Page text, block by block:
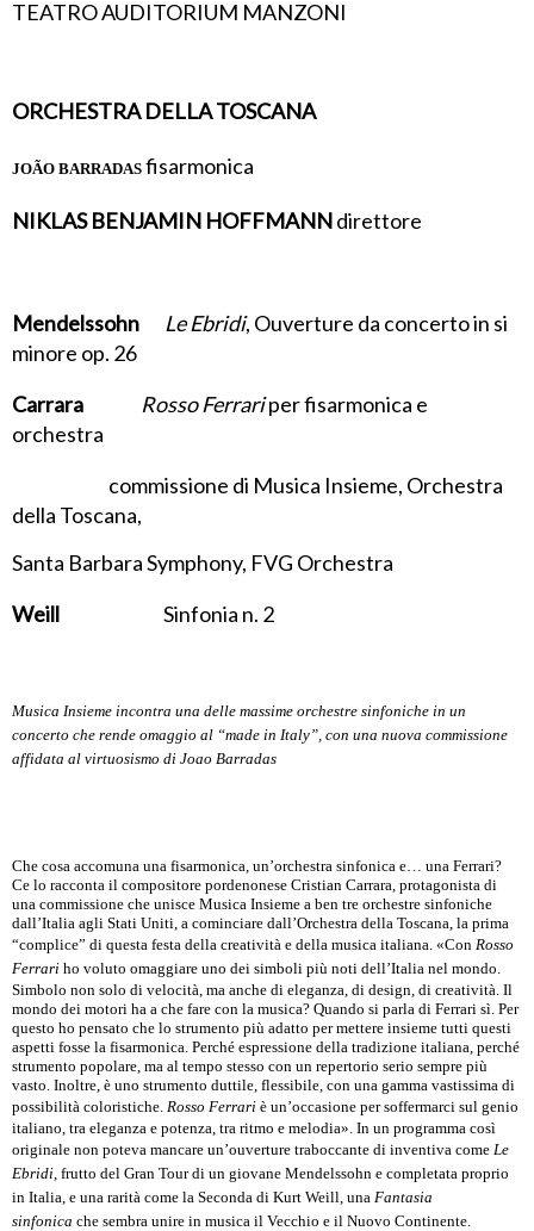
TEATRO AUDITORIUM MANZONI
ORCHESTRA DELLA TOSCANA
JOÃO BARRADAS fisarmonica
NIKLAS BENJAMIN HOFFMANNdirettore
Mendelssohn Le Ebridi, Ouverture da concerto in si
minore op. 26
Carrara Rosso Ferrariper fisarmonica e
orchestra
commissione di Musica Insieme, Orchestra
della Toscana,
Santa Barbara Symphony, FVG Orchestra
Weill Sinfonia n. 2
Musica Insieme incontra una delle massime orchestre sinfoniche in un
concerto che rende omaggio al “made in Italy”, con una nuova commissione
affidata al virtuosismo di Joao Barradas
Che cosa accomuna una fisarmonica, un’orchestra sinfonica e… una Ferrari?
Ce lo racconta il compositore pordenonese Cristian Carrara, protagonista di
una commissione che unisce Musica Insieme a ben tre orchestre sinfoniche
dall’Italia agli Stati Uniti, a cominciare dall’Orchestra della Toscana, la prima
“complice” di questa festa della creatività e della musica italiana. «Con Rosso
Ferrari ho voluto omaggiare uno dei simboli più noti dell’Italia nel mondo.
Simbolo non solo di velocità, ma anche di eleganza, di design, di creatività. Il
mondo dei motori ha a che fare con la musica? Quando si parla di Ferrari sì. Per
questo ho pensato che lo strumento più adatto per mettere insieme tutti questi
aspetti fosse la fisarmonica. Perché espressione della tradizione italiana, perché
strumento popolare, ma al tempo stesso con un repertorio serio sempre più
vasto. Inoltre, è uno strumento duttile, flessibile, con una gamma vastissima di
possibilità coloristiche. Rosso Ferrari è un’occasione per soffermarci sul genio
italiano, tra eleganza e potenza, tra ritmo e melodia». In un programma così
originale non poteva mancare un’ouverture traboccante di inventiva come Le
Ebridi, frutto del Gran Tour di un giovane Mendelssohn e completata proprio
in Italia, e una rarità come la Seconda di Kurt Weill, una Fantasia
sinfonica che sembra unire in musica il Vecchio e il Nuovo Continente.